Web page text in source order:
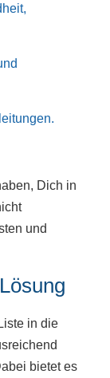
Dich in
und
in die
bietet es